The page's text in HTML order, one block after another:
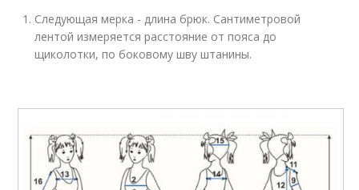
Следующая мерка - длина брюк. Сантиметровой
лентой измеряется расстояние от пояса до
щиколотки, по боковому шву штанины.